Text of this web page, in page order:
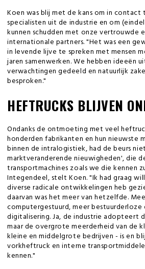
Koen was blij met de kans om in
specialisten uit de industrie en om
kunnen schudden met onze vertrouwde
internationale partners. "Het was een
in levende lijve te spreken met mensen
jaren samenwerken. We hebben ideeën
verwachtingen gedeeld en natuurlijk
besproken."
HEFTRUCKS BLIJVEN
Ondanks de ontmoeting met veel
honderden fabrikanten en hun nieuwste
binnen de intralogistiek, had de beurs
marktveranderende nieuwigheden', die
transportmachines zoals we die kennen
Integendeel, stelt Koen. "Ik had graag
diverse radicale ontwikkelingen heb
daarvan was het meer van hetzelfde.
computergestuurd, meer bestuurderloze
digitalisering. Ja, de industrie adopteert
maar de overgrote meerderheid van de
kleine en middelgrote bedrijven - is en
vorkheftruck en interne
kennen."